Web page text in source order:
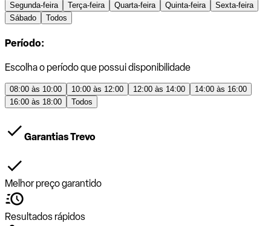
Segunda-feira Terça-feira Quarta-feira Quinta-feira
Sexta-feira
Sábado
Todos
Período:
Escolha o período que possui disponibilidade
08:00 às 10:00 10:00 às 12:00 12:00 às 14:00
14:00 às 16:00
16:00 às 18:00
Todos
Garantias Trevo
Melhor preço garantido
Resultados rápidos